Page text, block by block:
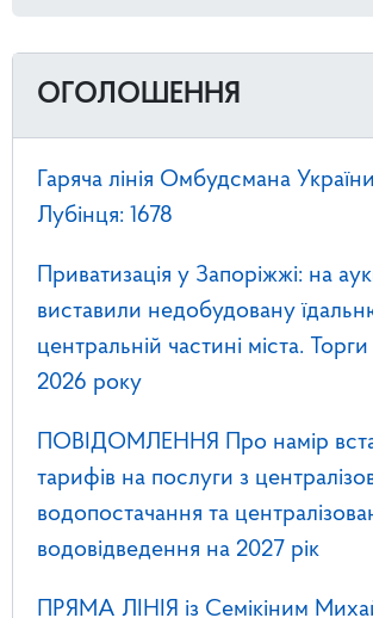
ОГОЛОШЕННЯ
Гаряча лінія Омбудсмана
Лубінця: 1678
Приватизація у Запоріжжі: на
виставили недобудовану
центральній частині міста.
2026 року
ПОВІДОМЛЕННЯ Про намір
тарифів на послуги з
водопостачання та
водовідведення на 2027 рік
ПРЯМА ЛІНІЯ із Семікіним